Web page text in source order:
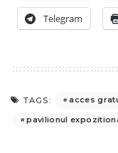
Telegram
TAGS: acces
pavilionul